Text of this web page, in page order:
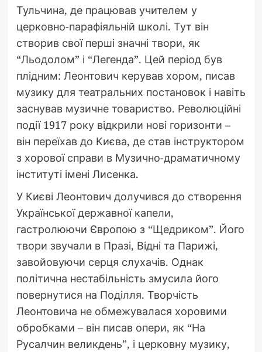
Тульчина, де працював учителем у
церковно-парафіяльній школі. Тут він
створив свої перші значні твори, як
“Льодолом” і “Легенда”. Цей період був
плідним: Леонтович керував хором, писав
музику для театральних постановок і навіть
заснував музичне товариство. Революційні
події 1917 року відкрили нові горизонти –
він переїхав до Києва, де став інструктором
з хорової справи в Музично-драматичному
інституті імені Лисенка.
У Києві Леонтович долучився до створення
Української державної капели,
гастролюючи Європою з “Щедриком”. Його
твори звучали в Празі, Відні та Парижі,
завойовуючи серця слухачів. Однак
політична нестабільність змусила його
повернутися на Поділля. Творчість
Леонтовича не обмежувалася хоровими
обробками – він писав опери, як “На
Русалчин великдень”, і церковну музику,